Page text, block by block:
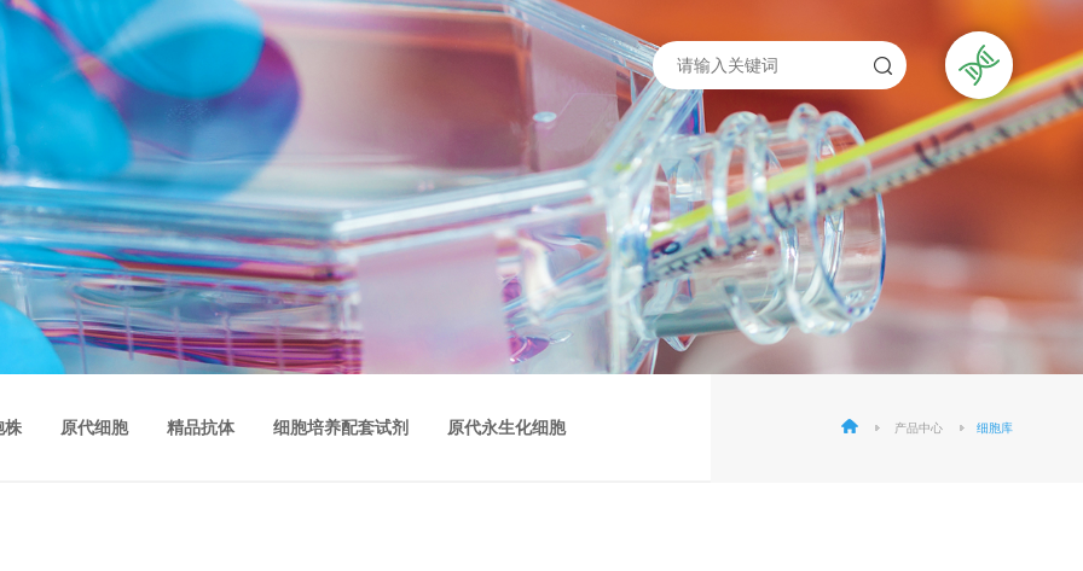
株 原代细胞 精品抗体 细胞培养配套试剂 原代永生化细胞 产品中心 细胞库